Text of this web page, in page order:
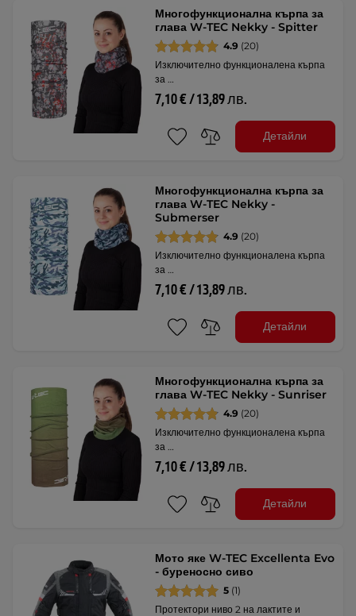
Многофункционална кърпа за
глава W-TEC Nekky - Spitter
4.9 (20)
Изключително функционалена кърпа
за …
7,10 € / 13,89 лв.
Детайли
Многофункционална кърпа за
глава W-TEC Nekky -
Submerser
4.9 (20)
Изключително функционалена кърпа
за …
7,10 € / 13,89 лв.
Детайли
Многофункционална кърпа за
глава W-TEC Nekky - Sunriser
4.9 (20)
Изключително функционалена кърпа
за …
7,10 € / 13,89 лв.
Детайли
Мото яке W-TEC Excellenta Evo
- буреносно сиво
5 (1)
Протектори ниво 2 на лактите и